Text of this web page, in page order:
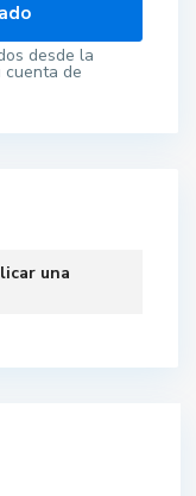
desde la
cuenta de
una